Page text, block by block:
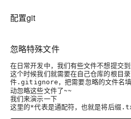
配置git
忽略特殊文件
在日常开发中，我们有些文件不想提交
这个时候我们就需要在自己仓库的根目
件 .gitignore ，把需要忽略的文件名
动忽略这些文件了~~
我们来演示一下
这里的*代表是通配符，也就是将后缀